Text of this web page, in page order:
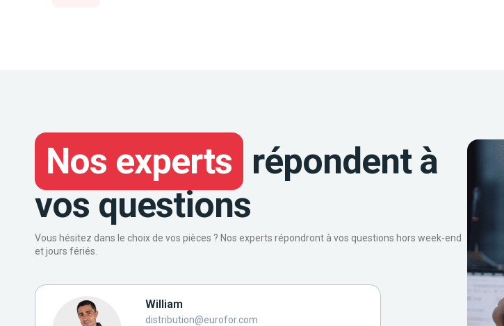
Nos experts répondent à
vos questions
Vous hésitez dans le choix de vos pièces ? Nos experts répondront à vos questions hors week-end
et jours fériés.
William
distribution@eurofor.com